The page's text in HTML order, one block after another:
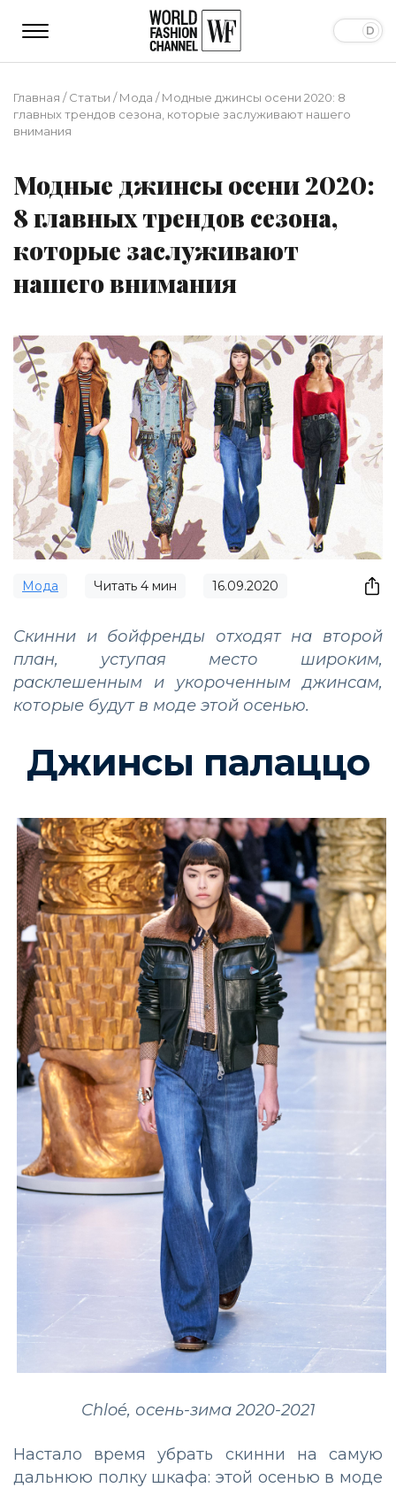
Главная /Статьи /Мода /Модные джинсы осени 2020: 8
главных трендов сезона, которые заслуживают нашего
внимания
Модные джинсы осени 2020:
8 главных трендов сезона,
которые заслуживают
нашего внимания
Мода Читать 4 мин 16.09.2020
Скинни и бойфренды отходят на второй
план, уступая место широким,
расклешенным и укороченным джинсам,
которые будут в моде этой осенью.
Джинсы палаццо
Chloé, осень-зима 2020-2021
Настало время убрать скинни на самую
дальнюю полку шкафа: этой осенью в моде